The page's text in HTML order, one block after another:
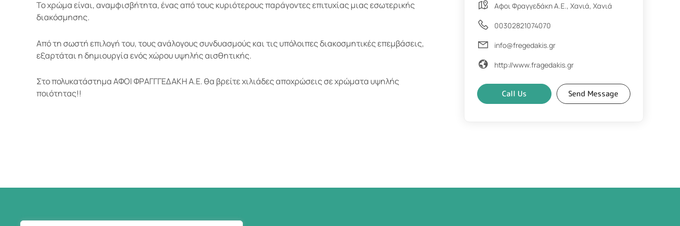
Το χρώμα είναι, αναμφισβήτητα, ένας από τους κυριότερους παράγοντες επιτυχίας μιας εσωτερικής
διακόσμησης.
Από τη σωστή επιλογή του, τους ανάλογους συνδυασμούς και τις υπόλοιπες διακοσμητικές επεμβάσεις,
εξαρτάται η δημιουργία ενός χώρου υψηλής αισθητικής.
Στο πολυκατάστημα ΑΦΟΙ ΦΡΑΓΓΓΕΔΑΚΗ Α.Ε. θα βρείτε χιλιάδες αποχρώσεις σε χρώματα υψηλής
ποιότητας!!
Αφοι Φραγγεδάκη Α.Ε., Χανιά, Χανιά
00302821074070
info@fregedakis.gr
http://www.fragedakis.gr
Call Us Send Message